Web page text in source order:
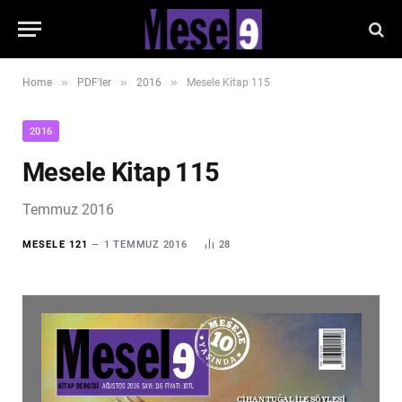
Home » PDF'ler » 2016 » Mesele Kitap 115
2016
Mesele Kitap 115
Temmuz 2016
MESELE 121 1 TEMMUZ 2016 28